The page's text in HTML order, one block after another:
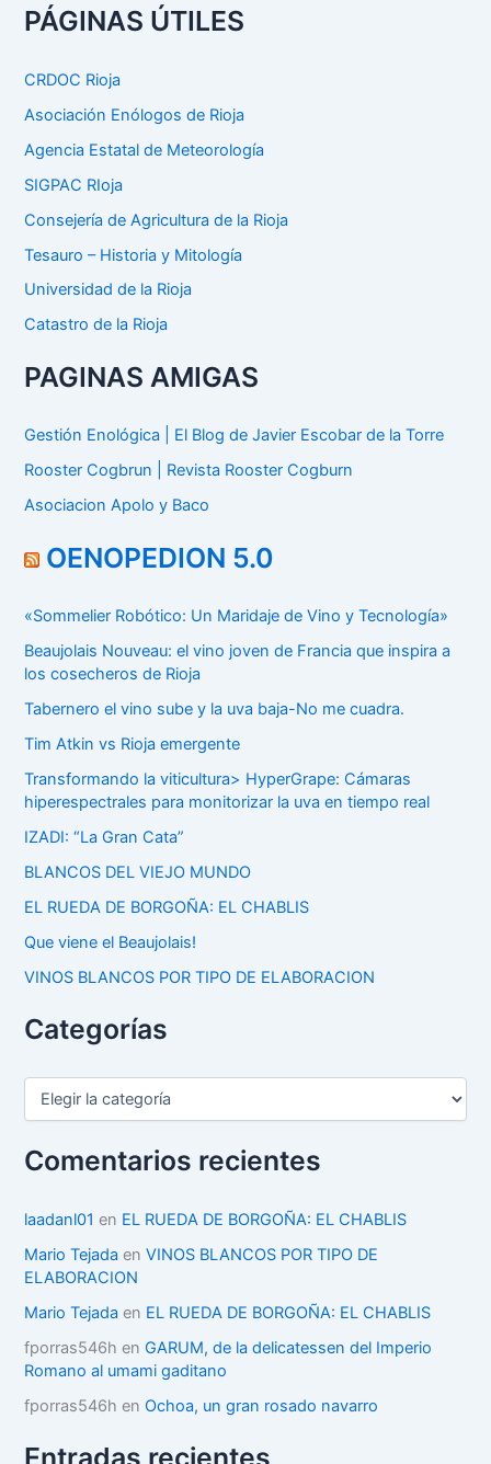
c
a
p
r
:
PÁGINAS ÚTILES
CRDOC Rioja
Asociación Enólogos de Rioja
Agencia Estatal de Meteorología
SIGPAC RIoja
Consejería de Agricultura de la Rioja
Tesauro – Historia y Mitología
Universidad de la Rioja
Catastro de la Rioja
PAGINAS AMIGAS
Gestión Enológica | El Blog de Javier Escobar de la Torre
Rooster Cogbrun | Revista Rooster Cogburn
Asociacion Apolo y Baco
OENOPEDION 5.0
«Sommelier Robótico: Un Maridaje de Vino y Tecnología»
Beaujolais Nouveau: el vino joven de Francia que inspira a
los cosecheros de Rioja
Tabernero el vino sube y la uva baja-No me cuadra.
Tim Atkin vs Rioja emergente
Transformando la viticultura> HyperGrape: Cámaras
hiperespectrales para monitorizar la uva en tiempo real
IZADI: “La Gran Cata”
BLANCOS DEL VIEJO MUNDO
EL RUEDA DE BORGOÑA: EL CHABLIS
Que viene el Beaujolais!
VINOS BLANCOS POR TIPO DE ELABORACION
Categorías
C
e
g
r
a
s
Comentarios recientes
laadanl01 en EL RUEDA DE BORGOÑA: EL CHABLIS
Mario Tejada enVINOS BLANCOS POR TIPO DE
ELABORACION
Mario Tejada en EL RUEDA DE BORGOÑA: EL CHABLIS
fporras546h en GARUM, de la delicatessen del Imperio
Romano al umami gaditano
fporras546h en Ochoa, un gran rosado navarro
Entradas recientes